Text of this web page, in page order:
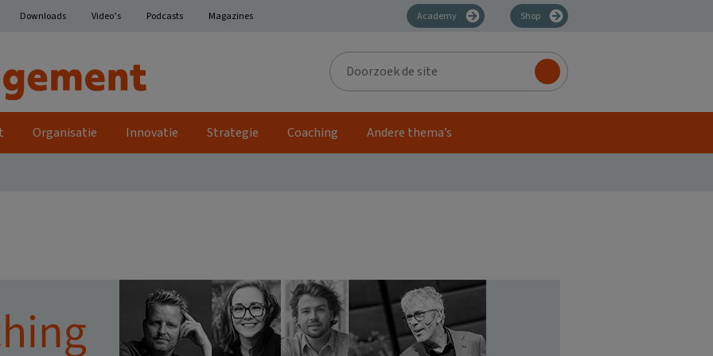
Downloads Video’s Podcasts Magazines Academy Shop
Doorzoek
de
site
Organisatie Innovatie Strategie Coaching Andere thema’s